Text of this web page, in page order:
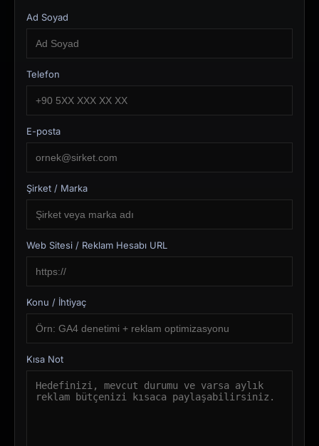
Ad Soyad
Telefon
E-posta
Şirket / Marka
Web Sitesi / Reklam Hesabı URL
Konu / İhtiyaç
Kısa Not